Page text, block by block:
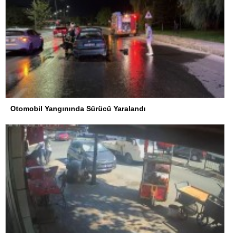
Otomobil Yangınında Sürücü Yaralandı